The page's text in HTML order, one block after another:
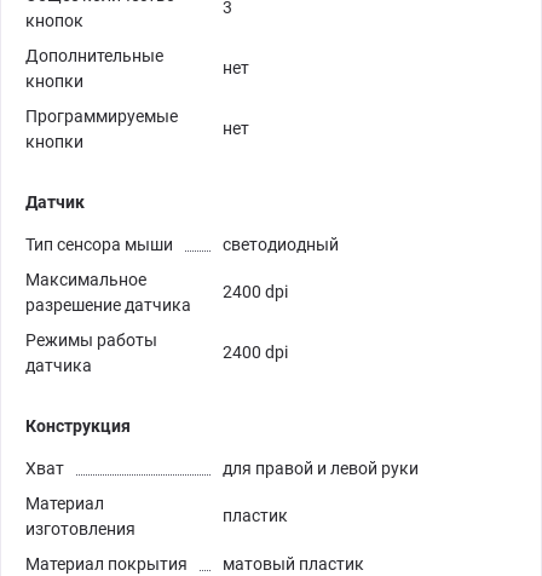
кнопок
3
Дополнительные
кнопки
нет
Программируемые
кнопки
нет
Датчик
Тип сенсора мыши
светодиодный
Максимальное
разрешение датчика
2400 dpi
Режимы работы
датчика
2400 dpi
Конструкция
Хват
для правой и левой руки
Материал
изготовления
пластик
Материал покрытия
матовый пластик